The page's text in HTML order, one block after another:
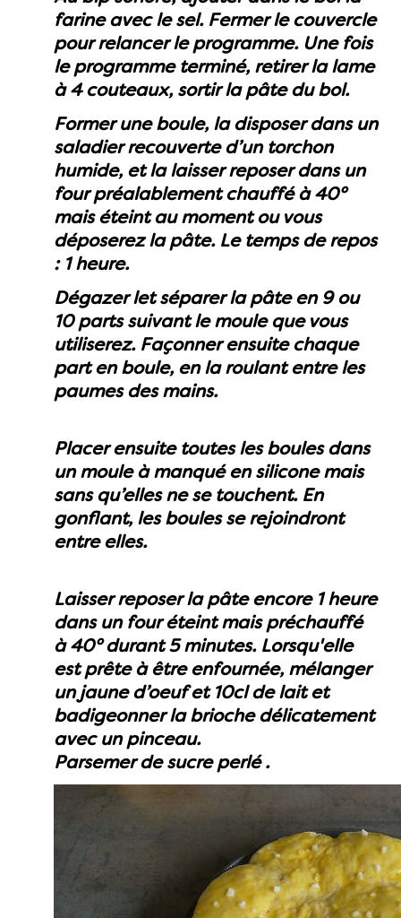
farine avec le sel. Fermer le couvercle
pour relancer le programme. Une fois
le programme terminé, retirer la lame
à 4 couteaux, sortir la pâte du bol.
Former une boule, la disposer dans un
saladier recouverte d’un torchon
humide, et la laisser reposer dans un
four préalablement chauffé à 40°
mais éteint au moment ou vous
déposerez la pâte. Le temps de repos
: 1 heure.
Dégazer let séparer la pâte en 9 ou
10 parts suivant le moule que vous
utiliserez. Façonner ensuite chaque
part en boule, en la roulant entre les
paumes des mains.
Placer ensuite toutes les boules dans
un moule à manqué en silicone mais
sans qu’elles ne se touchent. En
gonflant, les boules se rejoindront
entre elles.
Laisser reposer la pâte encore 1 heure
dans un four éteint mais préchauffé
à 40° durant 5 minutes. Lorsqu'elle
est prête à être enfournée, mélanger
un jaune d’oeuf et 10cl de lait et
badigeonner la brioche délicatement
avec un pinceau.
Parsemer de sucre perlé .